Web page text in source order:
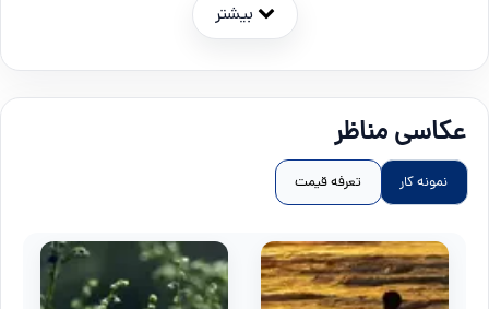
بیشتر
عکاسی مناظر
نمونه کار تعرفه قیمت